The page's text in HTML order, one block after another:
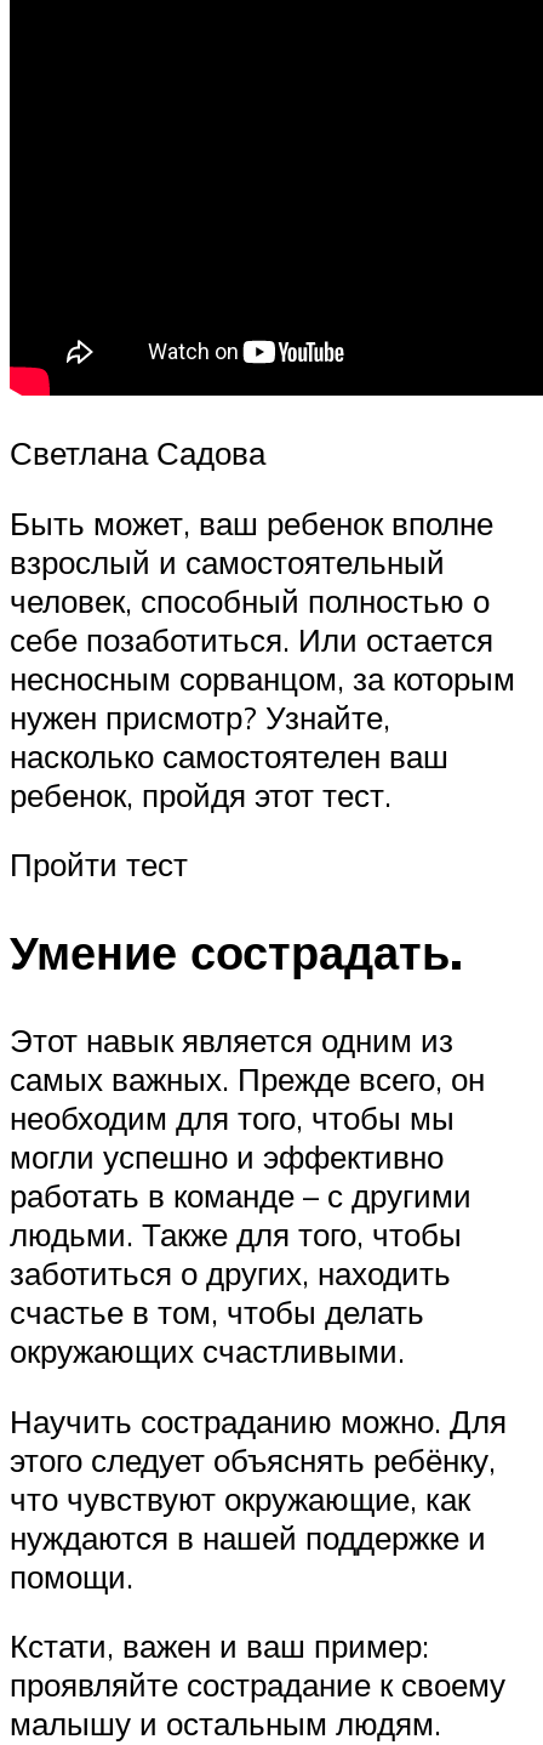
Светлана Садова
Быть может, ваш ребенок вполне
взрослый и самостоятельный
человек, способный полностью о
себе позаботиться. Или остается
несносным сорванцом, за которым
нужен присмотр? Узнайте,
насколько самостоятелен ваш
ребенок, пройдя этот тест.
Пройти тест
Умение сострадать.
Этот навык является одним из
самых важных. Прежде всего, он
необходим для того, чтобы мы
могли успешно и эффективно
работать в команде – с другими
людьми. Также для того, чтобы
заботиться о других, находить
счастье в том, чтобы делать
окружающих счастливыми.
Научить состраданию можно. Для
этого следует объяснять ребёнку,
что чувствуют окружающие, как
нуждаются в нашей поддержке и
помощи.
Кстати, важен и ваш пример:
проявляйте сострадание к своему
малышу и остальным людям.